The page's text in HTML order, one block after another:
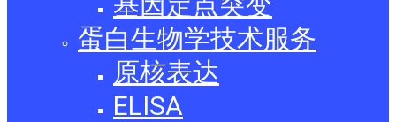
蛋白生物学技术服务
原核表达
ELISA